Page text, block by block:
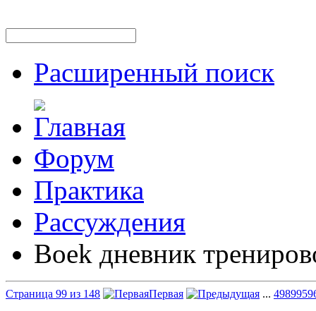
Расширенный поиск
Форум
Практика
Рассуждения
Boek дневник
Страница 99 из 148 Первая ... 498995